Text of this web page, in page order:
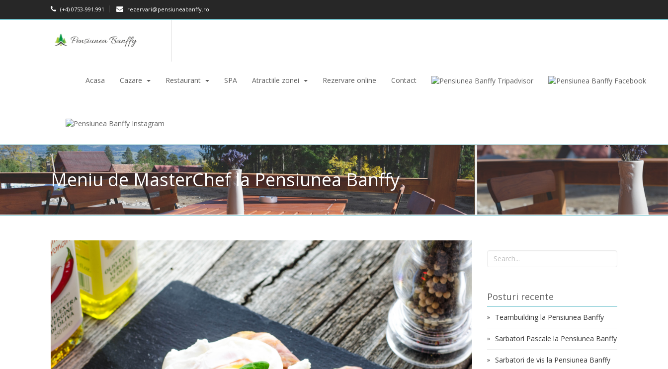
(+4) 0753-991.991 rezervari@pensiuneabanffy.ro
Acasa Cazare Restaurant SPA Atractiile zonei Rezervare online Contact
Meniu de MasterChef la Pensiunea Banffy
Posturi recente
Teambuilding la Pensiunea Banffy
Sarbatori Pascale la Pensiunea Banffy
Sarbatori de vis la Pensiunea Banffy